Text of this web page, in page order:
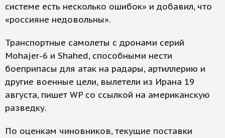
системе есть несколько ошибок» и добавил, что
«россияне недовольны».
Транспортные самолеты с дронами серий
Mohajer-6 и Shahed, способными нести
боеприпасы для атак на радары, артиллерию и
другие военные цели, вылетели из Ирана 19
августа, пишет WP со ссылкой на американскую
разведку.
По оценкам чиновников, текущие поставки